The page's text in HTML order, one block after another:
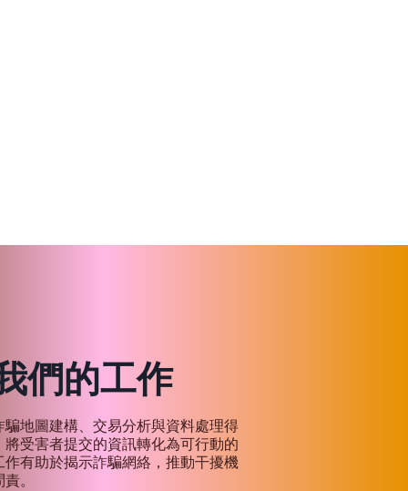
們的工作
騙地圖建構、交易分析與資料處理得
將受害者提交的資訊轉化為可行動的
作有助於揭示詐騙網絡，推動干擾機
。